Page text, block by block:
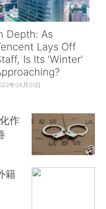
Depth: As
Lays Off
Is Its ‘Winter’
年04月01日
作
籍